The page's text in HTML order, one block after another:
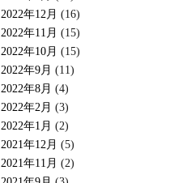
2022年12月 (16)
2022年11月 (15)
2022年10月 (15)
2022年9月 (11)
2022年8月 (4)
2022年2月 (3)
2022年1月 (2)
2021年12月 (5)
2021年11月 (2)